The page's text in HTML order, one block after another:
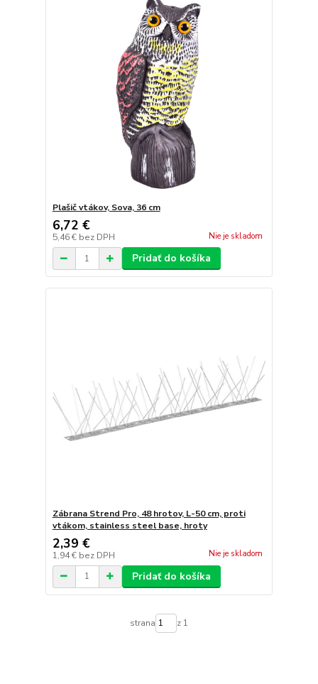
Plašič vtákov, Sova, 36 cm
6,72 €
5,46 € bez DPH Nie je skladom
Pridať do košíka
Zábrana Strend Pro, 48 hrotov, L-50 cm, proti
vtákom, stainless steel base, hroty
2,39 €
1,94 € bez DPH Nie je skladom
Pridať do košíka
strana z 1